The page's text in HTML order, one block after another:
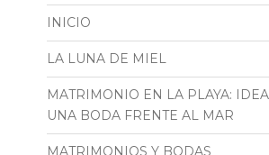
INICIO
LA LUNA DE MIEL
MATRIMONIO EN LA PLAYA:
UNA BODA FRENTE AL MAR
MATRIMONIOS Y BODAS